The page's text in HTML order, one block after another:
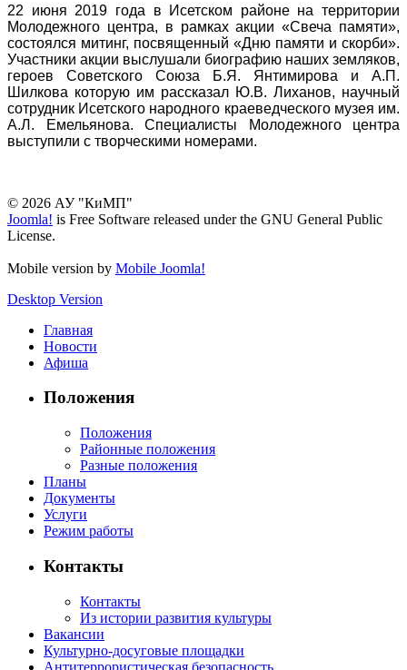
22 июня 2019 года в Исетском районе на территории
Молодежного центра, в рамках акции «Свеча памяти»,
состоялся митинг, посвященный «Дню памяти и скорби».
Участники акции выслушали биографию наших земляков,
героев Советского Союза Б.Я. Янтимирова и А.П.
Шилкова которую им рассказал Ю.В. Лиханов, научный
сотрудник Исетского народного краеведческого музея им.
А.Л. Емельянова. Специалисты Молодежного центра
выступили с творческими номерами.
© 2026 АУ "КиМП"
Joomla! is Free Software released under the GNU General Public
License.
Mobile version by Mobile Joomla!
Desktop Version
Главная
Новости
Афиша
Положения
Положения
Районные положения
Разные положения
Планы
Документы
Услуги
Режим работы
Контакты
Контакты
Из истории развития культуры
Вакансии
Культурно-досуговые площадки
Антитеррористическая безопасность